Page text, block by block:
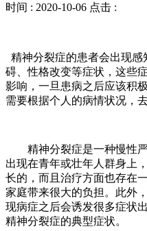
时间 : 2020-10-06 点击 :
精神分裂症的患者会出现
碍、性格改变等症状，这些
影响，一旦患病之后应该积
需要根据个人的病情状况，
精神分裂症是一种慢性严
出现在青年或壮年人群身上
长的，而且治疗方面也存在
家庭带来很大的负担。此外
现病症之后会诱发很多症状
精神分裂症的典型症状。